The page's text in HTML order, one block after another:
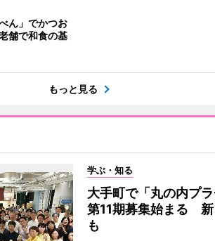
ん」でかつお
舗で和食の基
もっと見る
学ぶ・知る
大手町で「丸の内プラ
第11期募集始まる 新
も